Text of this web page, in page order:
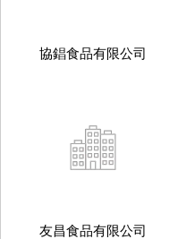
協錩食品有限公司
友昌食品有限公司